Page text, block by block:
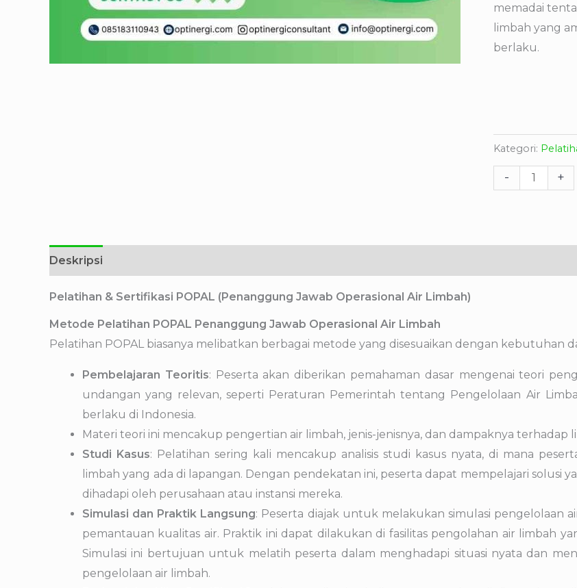
memadai
limbah yang
berlaku.
Kategori:
- +
Deskripsi
Pelatihan & Sertifikasi POPAL (Penanggung Jawab Operasional Air Limbah)
Metode Pelatihan POPAL Penanggung Jawab Operasional Air Limbah
Pelatihan POPAL biasanya melibatkan berbagai metode yang disesuaikan dengan kebutuhan
Pembelajaran Teoritis: Peserta akan diberikan pemahaman dasar mengenai teori
undangan yang relevan, seperti Peraturan Pemerintah tentang Pengelolaan Air
berlaku di Indonesia.
Materi teori ini mencakup pengertian air limbah, jenis-jenisnya, dan dampaknya terhadap
Studi Kasus: Pelatihan sering kali mencakup analisis studi kasus nyata, di mana
limbah yang ada di lapangan. Dengan pendekatan ini, peserta dapat mempelajari solusi
dihadapi oleh perusahaan atau instansi mereka.
Simulasi dan Praktik Langsung: Peserta diajak untuk melakukan simulasi pengelolaan
pemantauan kualitas air. Praktik ini dapat dilakukan di fasilitas pengolahan air limbah
Simulasi ini bertujuan untuk melatih peserta dalam menghadapi situasi nyata dan
pengelolaan air limbah.